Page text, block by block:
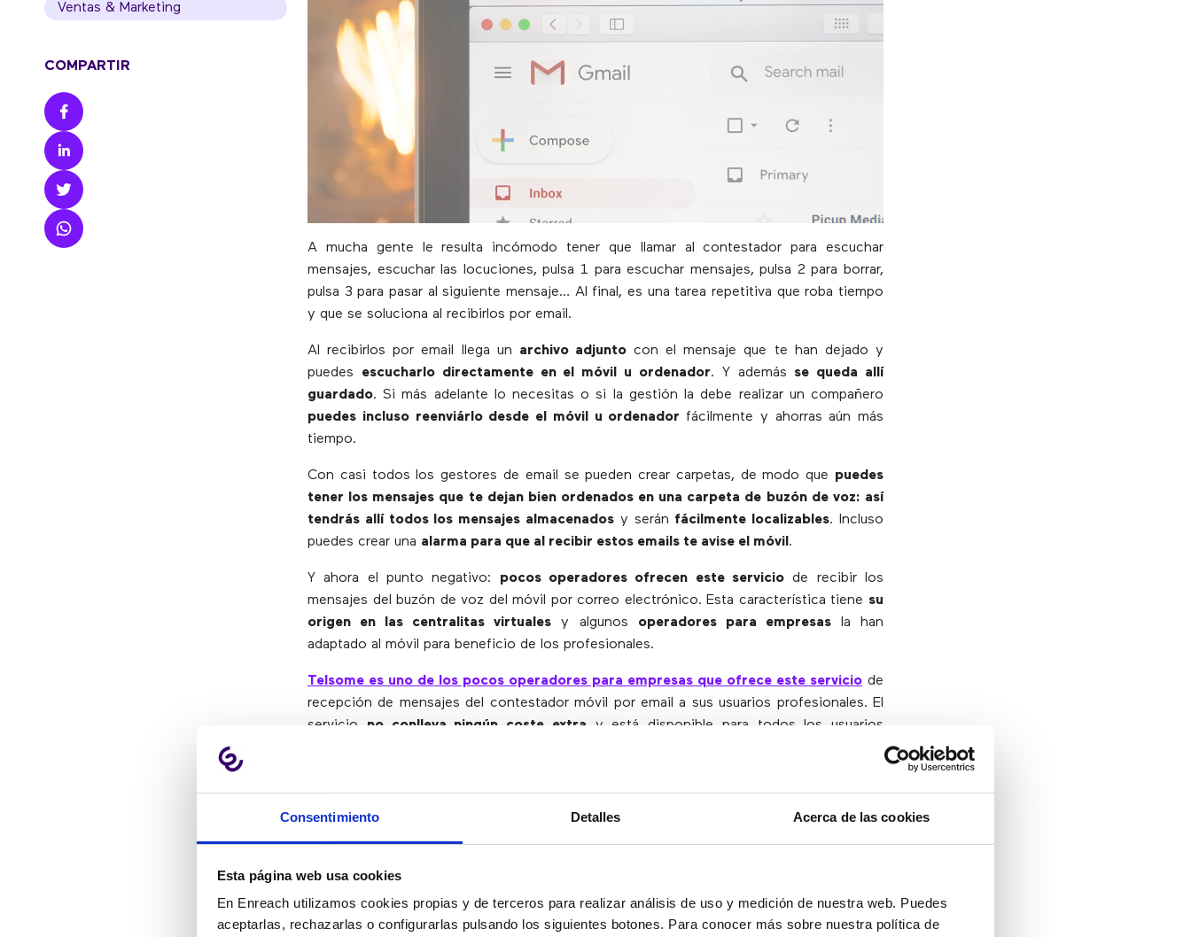
Consentimiento Detalles Acerca de las cookies
Esta página web usa cookies
En Enreach utilizamos cookies propias y de terceros para realizar análisis de uso y medición de nuestra web. Puedes
aceptarlas, rechazarlas o configurarlas pulsando los siguientes botones. Para conocer más sobre nuestra política de
A mucha gente le resulta incómodo tener que llamar al contestador para escuchar
mensajes, escuchar las locuciones, pulsa 1 para escuchar mensajes, pulsa 2 para borrar,
pulsa 3 para pasar al siguiente mensaje… Al final, es una tarea repetitiva que roba tiempo
y que se soluciona al recibirlos por email.
Al recibirlos por email llega un archivo adjuntocon el mensaje que te han dejado y
puedes escucharlo directamente en el móvil u ordenador. Y además se queda allí
guardado. Si más adelante lo necesitas o si la gestión la debe realizar un compañero
puedes incluso reenviárlo desde el móvil u ordenador fácilmente y ahorras aún más
tiempo.
Con casi todos los gestores de email se pueden crear carpetas, de modo que puedes
tener los mensajes que te dejan bien ordenados en una carpeta de buzón de voz: así
tendrás allí todos los mensajes almacenados y serán fácilmente localizables. Incluso
puedes crear una alarma para que al recibir estos emails te avise el móvil.
Y ahora el punto negativo: pocos operadores ofrecen este servicio de recibir los
mensajes del buzón de voz del móvil por correo electrónico. Esta característica tiene su
origen en las centralitas virtuales y algunos operadores para empresasla han
adaptado al móvil para beneficio de los profesionales.
Telsome es uno de los pocos operadores para empresas que ofrece este servicio de
recepción de mensajes del contestador móvil por email a sus usuarios profesionales. El
servicio no conlleva ningún coste extra y está disponible para todos los usuarios
Activación de recepción de mensajes del
Ventas & Marketing
COMPARTIR